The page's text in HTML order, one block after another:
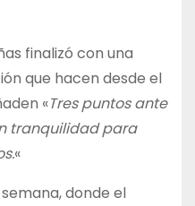
finalizó con una
que hacen desde el
«Tres puntos ante
tranquilidad para
«
donde el